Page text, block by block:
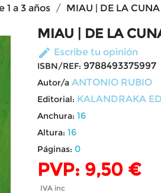
1 a 3 años MIAU | DE LA
MIAU | DE LA
edit Escribe tu opinión
ISBN/REF: 9788493375997
Autor/a ANTONIO RUBIO
Editorial: KALANDRAKA
Anchura: 16
Altura: 16
Páginas: 0
PVP: 9,50 €
IVA inc